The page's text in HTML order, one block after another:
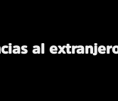
al